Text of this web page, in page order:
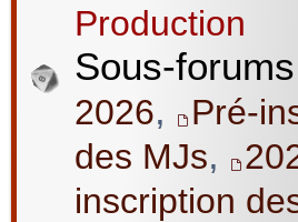
Production
Sous-
2026,
Pré-
des MJs,
inscription